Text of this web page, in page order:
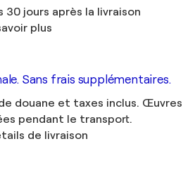
30 jours après la livraison
plus
Sans frais supplémentaires.
douane et taxes inclus. Œuvres
pendant le transport.
de livraison